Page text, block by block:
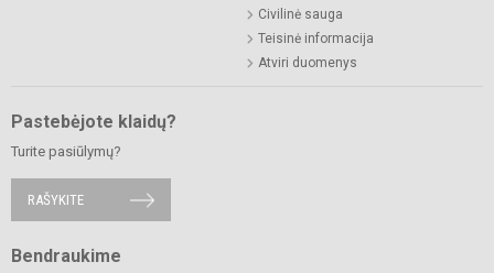
Civilinė sauga
Teisinė informacija
Atviri duomenys
Pastebėjote klaidų?
Turite pasiūlymų?
RAŠYKITE
Bendraukime